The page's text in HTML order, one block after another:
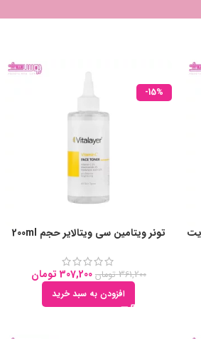
-15%
تونر ویتامین سی ویتالایر حجم 200ml
361,200 تومان 307,200 تومان
افزودن به سبد خرید